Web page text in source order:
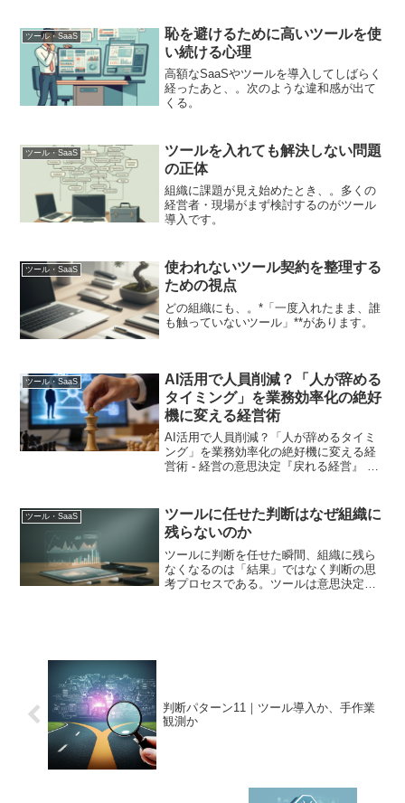
ツール・SaaS
恥を避けるために高いツールを使
い続ける心理
高額なSaaSやツールを導入してしばらく
経ったあと、。次のような違和感が出て
くる。
ツール・SaaS
ツールを入れても解決しない問題
の正体
組織に課題が見え始めたとき、。多くの
経営者・現場がまず検討するのがツール
導入です。
ツール・SaaS
使われないツール契約を整理する
ための視点
どの組織にも、。*「一度入れたまま、誰
も触っていないツール」**があります。
ツール・SaaS
AI活用で人員削減？「人が辞める
タイミング」を業務効率化の絶好
機に変える経営術
AI活用で人員削減？「人が辞めるタイミ
ング」を業務効率化の絶好機に変える経
営術 - 経営の意思決定『戻れる経営』 従
小企業の経営者なら誰もが経験する悩み
です。業務は滞...
ツール・SaaS
ツールに任せた判断はなぜ組織に
残らないのか
ツールに判断を任せた瞬間、組織に残ら
なくなるのは「結果」ではなく判断の思
考プロセスである。ツールは意思決定を
判断パターン11｜ツール導入か、手作業
観測か